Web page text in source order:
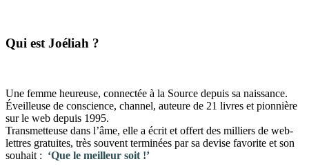
​Qui est Joéliah ?
Une femme heureuse, connectée à la Source depuis sa naissance.
Éveilleuse de conscience, channel, auteure de 21 livres et pionnière
sur le web depuis 1995.
Transmetteuse dans l’âme, elle a écrit et offert des milliers de web-
lettres gratuites, très souvent terminées par sa devise favorite et son
souhait : ‘Que le meilleur soit !’